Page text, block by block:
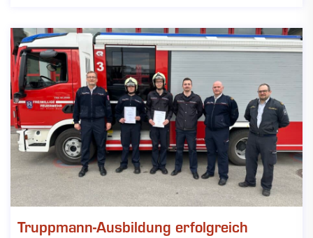
Truppmann-Ausbildung erfolgreich